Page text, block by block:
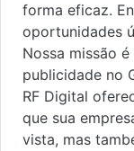
forma eficaz.
oportunidades
Nossa missão
publicidade no
RF Digital
que sua
vista, mas